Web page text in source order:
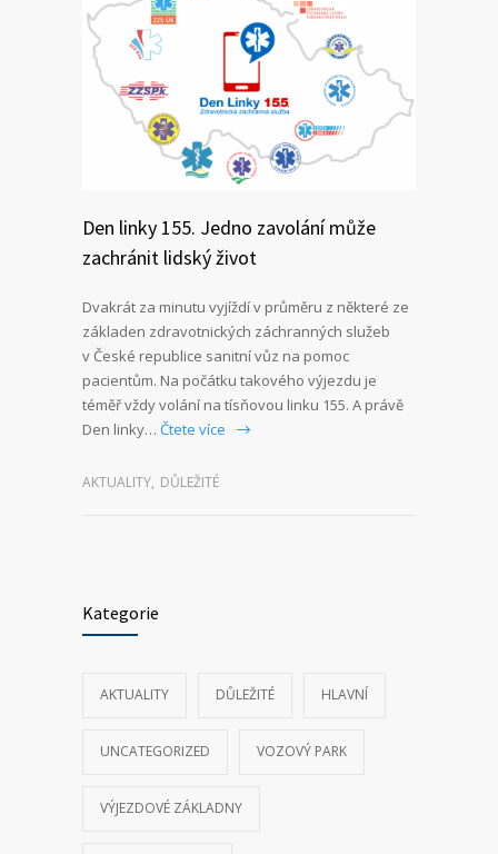
Den linky 155. Jedno zavolání může
zachránit lidský život
Dvakrát za minutu vyjíždí v průměru z některé ze
základen zdravotnických záchranných služeb
v České republice sanitní vůz na pomoc
pacientům. Na počátku takového výjezdu je
téměř vždy volání na tísňovou linku 155. A právě
Den linky… Čtete více
AKTUALITY, DŮLEŽITÉ
Kategorie
AKTUALITY DŮLEŽITÉ HLAVNÍ
UNCATEGORIZED VOZOVÝ PARK
VÝJEZDOVÉ ZÁKLADNY